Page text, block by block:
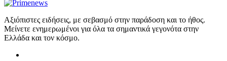
Αξιόπιστες ειδήσεις, με σεβασμό στην παράδοση και το ήθος.
Μείνετε ενημερωμένοι για όλα τα σημαντικά γεγονότα στην
Ελλάδα και τον κόσμο.